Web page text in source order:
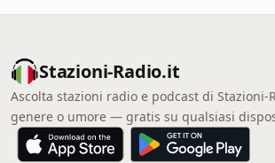
Stazioni-Radio.it
Ascolta stazioni radio e podcast di Stazioni-
genere o umore — gratis su qualsiasi